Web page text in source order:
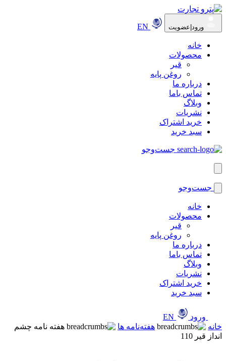
ورود|عضویت
خانه
محصولات
قیر
روغن پایه
درباره ما
تماس باما
وبلاگ
نشریات
خرید اشتراک
سبد خرید
جست‌وجو
جست‌وجو
خانه
محصولات
قیر
روغن پایه
درباره ما
تماس باما
وبلاگ
نشریات
خرید اشتراک
سبد خرید
ورود
خانه
هفته‌نامه ها
هفته نامه چشم
انداز قیر 110